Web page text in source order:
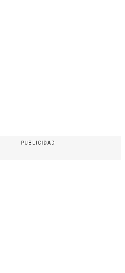
PUBLICIDAD